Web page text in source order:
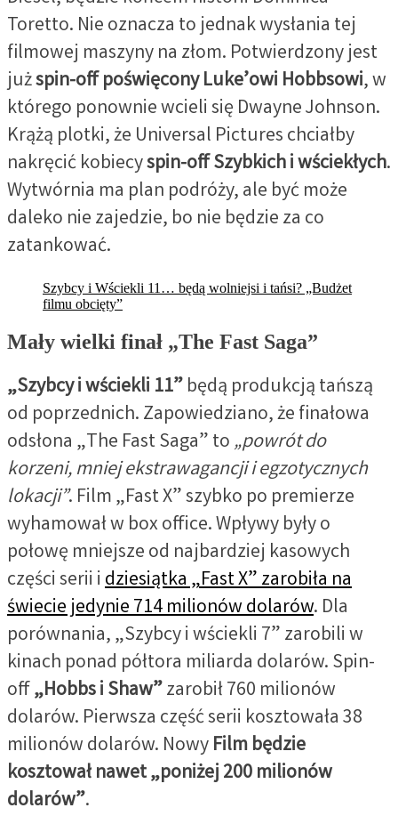
Toretto. Nie oznacza to jednak wysłania tej
filmowej maszyny na złom. Potwierdzony jest
jużspin-off poświęcony Luke’owi Hobbsowi, w
którego ponownie wcieli się Dwayne Johnson.
Krążą plotki, że Universal Pictures chciałby
nakręcić kobiecyspin-off Szybkich i wściekłych.
Wytwórnia ma plan podróży, ale być może
daleko nie zajedzie, bo nie będzie za co
zatankować.
Szybcy i Wściekli 11… będą wolniejsi i tańsi? „Budżet
filmu obcięty”
Mały wielki finał „The Fast Saga”
„Szybcy i wściekli 11”będą produkcją tańszą
od poprzednich. Zapowiedziano, że finałowa
odsłona „The Fast Saga” to„powrót do
korzeni, mniej ekstrawagancji i egzotycznych
lokacji”. Film „Fast X” szybko po premierze
wyhamował w box office. Wpływy były o
połowę mniejsze od najbardziej kasowych
części serii idziesiątka „Fast X” zarobiła na
świecie jedynie 714 milionów dolarów. Dla
porównania, „Szybcy i wściekli 7” zarobili w
kinach ponad półtora miliarda dolarów. Spin-
off„Hobbs i Shaw”zarobił 760 milionów
dolarów. Pierwsza część serii kosztowała 38
milionów dolarów. NowyFilm będzie
kosztował nawet „poniżej 200 milionów
dolarów”.